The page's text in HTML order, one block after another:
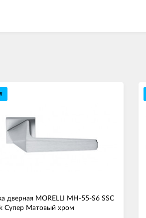
дверная MORELLI MH-55-S6 SSC
Супер Матовый хром